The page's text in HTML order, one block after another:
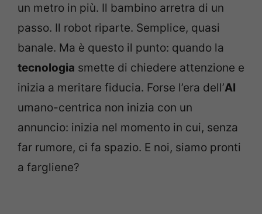
un metro in più. Il bambino arretra di un
passo. Il robot riparte. Semplice, quasi
banale. Ma è questo il punto: quando la
tecnologia smette di chiedere attenzione e
inizia a meritare fiducia. Forse l’era dell’AI
umano-centrica non inizia con un
annuncio: inizia nel momento in cui, senza
far rumore, ci fa spazio. E noi, siamo pronti
a fargliene?